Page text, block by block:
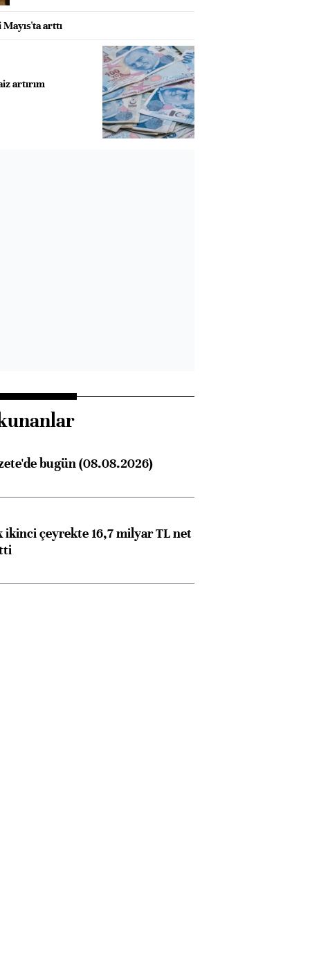
arttı
artırım
bugün (08.08.2026)
ikinci çeyrekte 16,7 milyar TL net